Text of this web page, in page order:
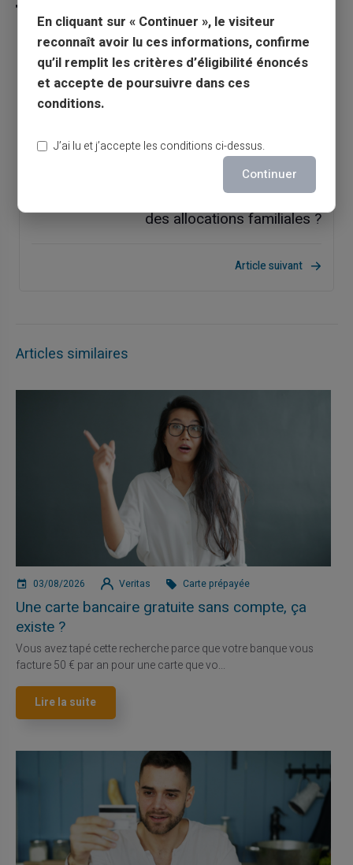
Comment communiquer son iban à FDJ :
guide pratique et conseils
Jusqu’à quel âge vous pouvez bénéficier
des allocations familiales ?
Article suivant
Articles similaires
03/08/2026 Veritas Carte prépayée
Une carte bancaire gratuite sans compte, ça
existe ?
Vous avez tapé cette recherche parce que votre banque vous
facture 50 € par an pour une carte que vo...
Lire la suite
En cliquant sur « Continuer », le visiteur
reconnaît avoir lu ces informations, confirme
qu’il remplit les critères d’éligibilité énoncés
et accepte de poursuivre dans ces
conditions.
J’ai lu et j’accepte les conditions ci-dessus.
Continuer